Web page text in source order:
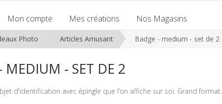
Mon compte Mes créations Nos Magasins
Photo Articles Amusant Badge - medium - set de 2
MEDIUM - SET DE 2
d'identification avec épingle que l’on affiche sur soi. Grand format.